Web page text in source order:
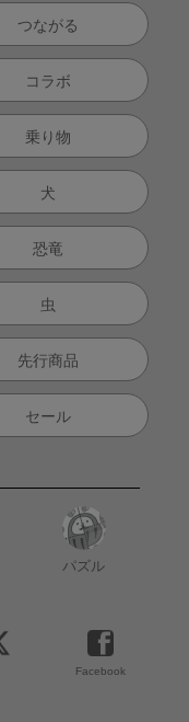
つながる
コラボ
乗り物
犬
恐竜
虫
先行商品
セール
パズル
Facebook